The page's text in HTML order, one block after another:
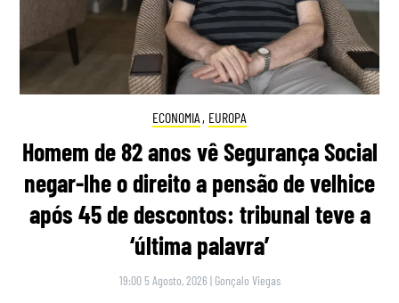
ECONOMIA , EUROPA
Homem de 82 anos vê Segurança Social
negar-lhe o direito a pensão de velhice
após 45 de descontos: tribunal teve a
‘última palavra’
19:00 5 Agosto, 2026 | Gonçalo Viegas